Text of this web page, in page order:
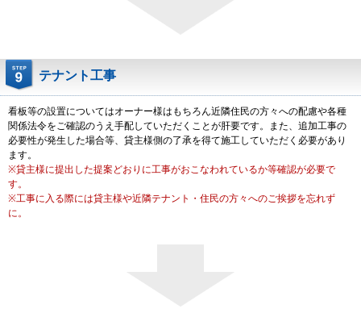
テナント工事
看板等の設置についてはオーナー様はもちろん近隣住民の方々への配慮や各種
関係法令をご確認のうえ手配していただくことが肝要です。また、追加工事の
必要性が発生した場合等、貸主様側の了承を得て施工していただく必要があり
ます。
※貸主様に提出した提案どおりに工事がおこなわれているか等確認が必要で
す。
※工事に入る際には貸主様や近隣テナント・住民の方々へのご挨拶を忘れず
に。